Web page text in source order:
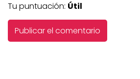
Tu puntuación: Útil